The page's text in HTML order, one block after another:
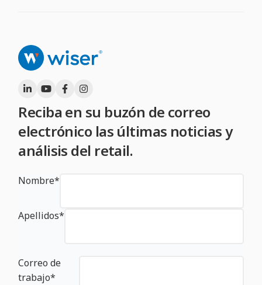
Reciba en su buzón de correo
electrónico las últimas noticias y
análisis del retail.
Nombre*
Apellidos*
Correo de
trabajo*